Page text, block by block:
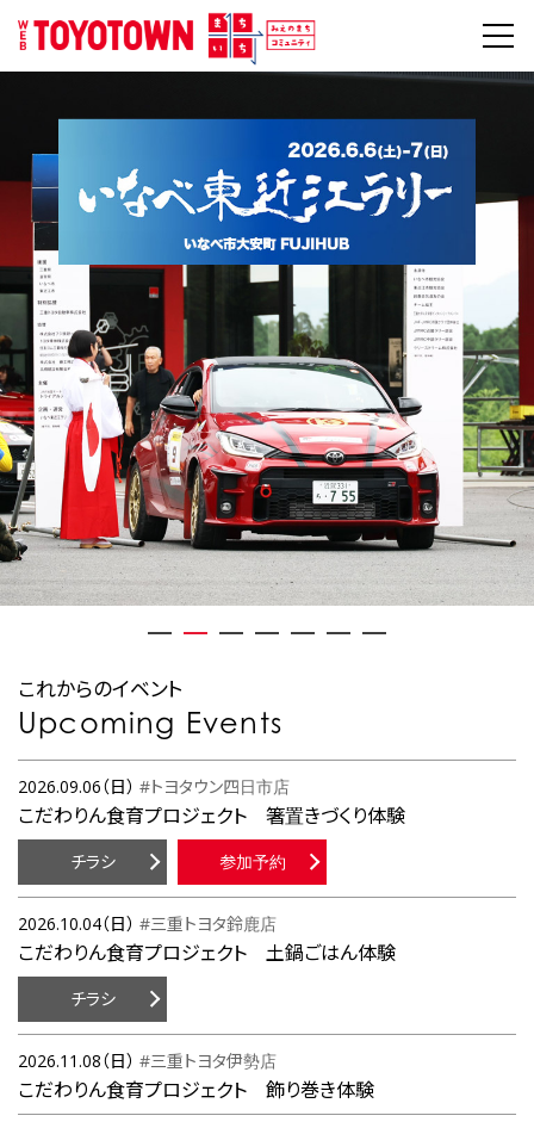
これからのイベント
Upcoming Events
2026.09.06（日） #トヨタウン四日市店
こだわりん食育プロジェクト 箸置きづくり体験
チラシ 参加予約
2026.10.04（日） #三重トヨタ鈴鹿店
こだわりん食育プロジェクト 土鍋ごはん体験
チラシ
2026.11.08（日） #三重トヨタ伊勢店
こだわりん食育プロジェクト 飾り巻き体験